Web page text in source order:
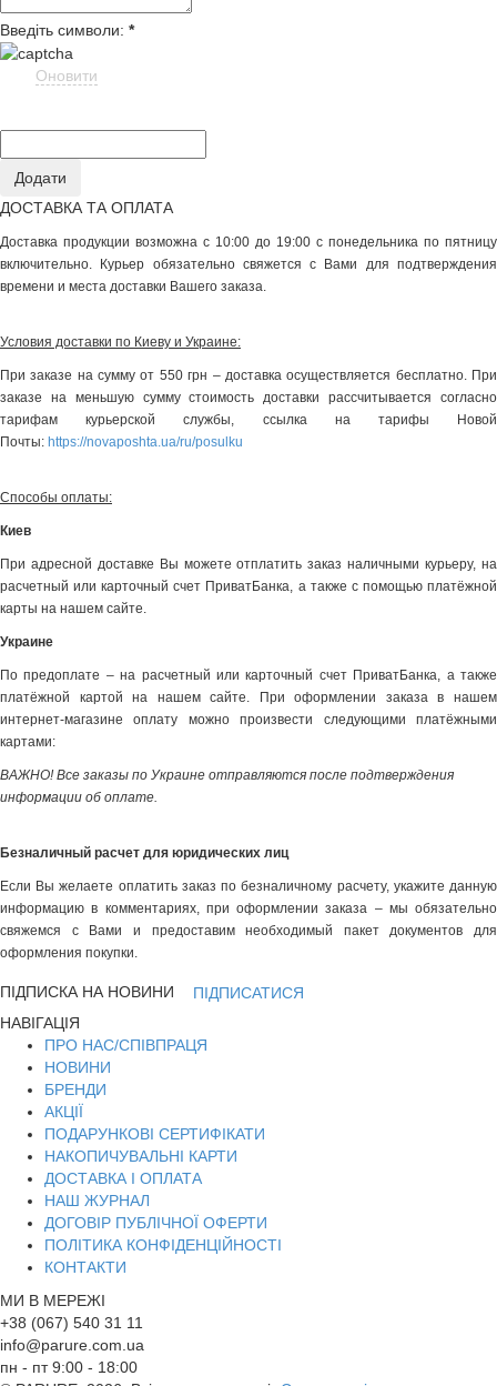
Введіть символи: *
Оновити
ДОСТАВКА ТА ОПЛАТА
Доставка продукции возможна с 10:00 до 19:00 с понедельника по пятницу
включительно. Курьер обязательно свяжется с Вами для подтверждения
времени и места доставки Вашего заказа.
Условия доставки по Киеву и Украине:
При заказе на сумму от 550 грн – доставка осуществляется бесплатно. При
заказе на меньшую сумму стоимость доставки рассчитывается согласно
тарифам курьерской службы, ссылка на тарифы Новой
Почты: https://novaposhta.ua/ru/posulku
Способы оплаты:
Киев
При адресной доставке Вы можете отплатить заказ наличными курьеру, на
расчетный или карточный счет ПриватБанка, а также с помощью платёжной
карты на нашем сайте.
Украине
По предоплате – на расчетный или карточный счет ПриватБанка, а также
платёжной картой на нашем сайте. При оформлении заказа в нашем
интернет-магазине оплату можно произвести следующими платёжными
картами:
ВАЖНО! Все заказы по Украине отправляются после подтверждения
информации об оплате.
Безналичный расчет для юридических лиц
Если Вы желаете оплатить заказ по безналичному расчету, укажите данную
информацию в комментариях, при оформлении заказа – мы обязательно
свяжемся с Вами и предоставим необходимый пакет документов для
оформления покупки.
ПІДПИСКА НА НОВИНИ
ПІДПИСАТИСЯ
НАВІГАЦІЯ
ПРО НАС/СПІВПРАЦЯ
НОВИНИ
БРЕНДИ
АКЦІЇ
ПОДАРУНКОВІ СЕРТИФІКАТИ
НАКОПИЧУВАЛЬНІ КАРТИ
ДОСТАВКА І ОПЛАТА
НАШ ЖУРНАЛ
ДОГОВІР ПУБЛІЧНОЇ ОФЕРТИ
ПОЛІТИКА КОНФІДЕНЦІЙНОСТІ
КОНТАКТИ
МИ В МЕРЕЖІ
+38 (067) 540 31 11
info@parure.com.ua
пн - пт 9:00 - 18:00